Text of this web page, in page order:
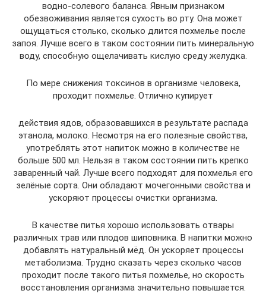
водно-солевого баланса. Явным признаком
обезвоживания является сухость во рту. Она может
ощущаться столько, сколько длится похмелье после
запоя. Лучше всего в таком состоянии пить минеральную
воду, способную ощелачивать кислую среду желудка.
По мере снижения токсинов в организме человека,
проходит похмелье. Отлично купирует
действия ядов, образовавшихся в результате распада
этанола, молоко. Несмотря на его полезные свойства,
употреблять этот напиток можно в количестве не
больше 500 мл. Нельзя в таком состоянии пить крепко
заваренный чай. Лучше всего подходят для похмелья его
зелёные сорта. Они обладают мочегонными свойства и
ускоряют процессы очистки организма.
В качестве питья хорошо использовать отвары
различных трав или плодов шиповника. В напитки можно
добавлять натуральный мёд. Он ускоряет процессы
метаболизма. Трудно сказать через сколько часов
проходит после такого питья похмелье, но скорость
восстановления организма значительно повышается.